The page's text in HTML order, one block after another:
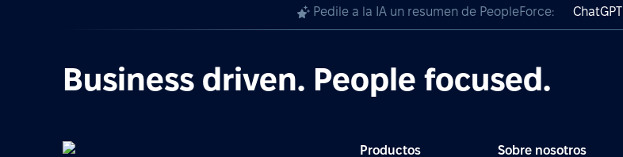
Pedile a la IA un resumen de PeopleForce: ChatGPT
Business driven. People focused.
Productos Sobre nosotros